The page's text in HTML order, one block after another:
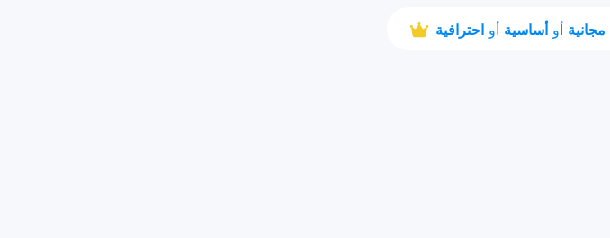
مجانية أو أساسية أو احترافية